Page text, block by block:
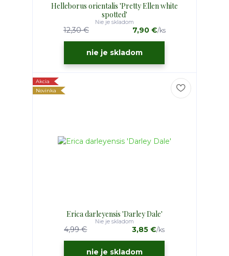
Helleborus orientalis 'Pretty Ellen white
spotted'
12,30 € 7,90 €/ks
Nie je skladom
nie je skladom
Akcia
Novinka
Erica darleyensis 'Darley Dale'
4,99 € 3,85 €/ks
Nie je skladom
nie je skladom